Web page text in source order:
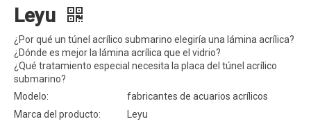
Leyu
¿Por qué un túnel acrílico submarino elegiría una lámina acrílica?
¿Dónde es mejor la lámina acrílica que el vidrio?
¿Qué tratamiento especial necesita la placa del túnel acrílico
submarino?
Modelo:
fabricantes de acuarios acrílicos
Marca del producto:
Leyu